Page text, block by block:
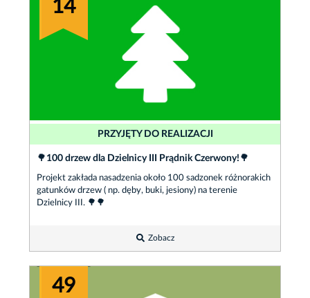
14
PRZYJĘTY DO REALIZACJI
🌳100 drzew dla Dzielnicy III Prądnik Czerwony!🌳
Projekt zakłada nasadzenia około 100 sadzonek różnorakich
gatunków drzew ( np. dęby, buki, jesiony) na terenie
Dzielnicy III. 🌳🌳
Zobacz
49